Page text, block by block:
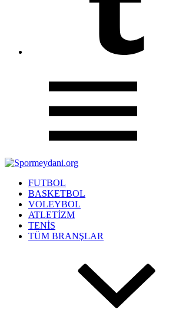
FUTBOL
BASKETBOL
VOLEYBOL
ATLETİZM
TENİS
TÜM BRANŞLAR